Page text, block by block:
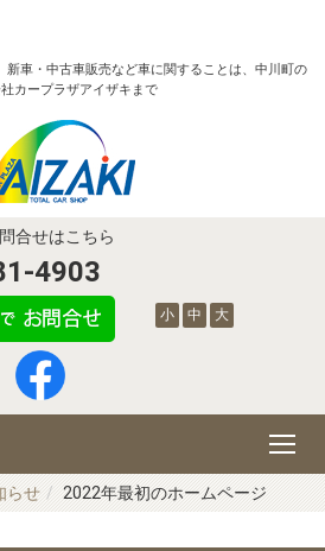
新車・中古車販売など車に関することは、中川町の
カープラザアイザキまで
合せはこちら
4903
小 中 大
らせ 2022年最初のホームページ